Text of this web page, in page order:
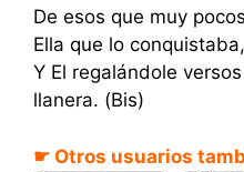
De esos que muy
Ella que lo
Y El regalándole
llanera. (Bis)
☛ Otros usuarios
otro amor -